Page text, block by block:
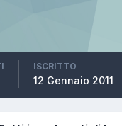
ISCRITTO
12 Gennaio 2011